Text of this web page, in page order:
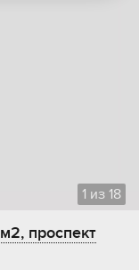
1 из 18
проспект